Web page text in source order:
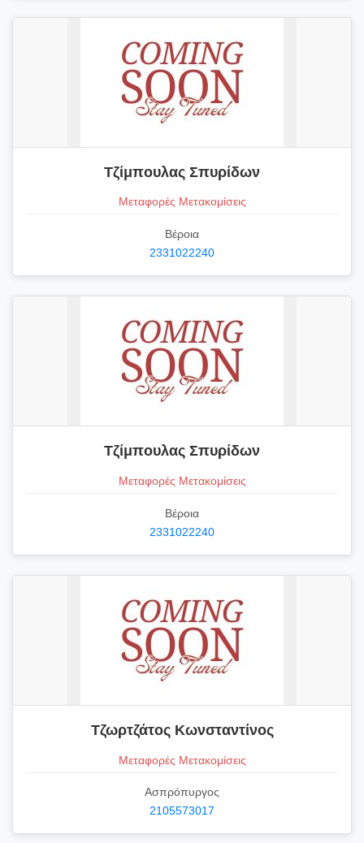
Τζίμπουλας Σπυρίδων
Μεταφορές Μετακομίσεις
Βέροια
2331022240
Τζίμπουλας Σπυρίδων
Μεταφορές Μετακομίσεις
Βέροια
2331022240
Τζωρτζάτος Κωνσταντίνος
Μεταφορές Μετακομίσεις
Ασπρόπυργος
2105573017